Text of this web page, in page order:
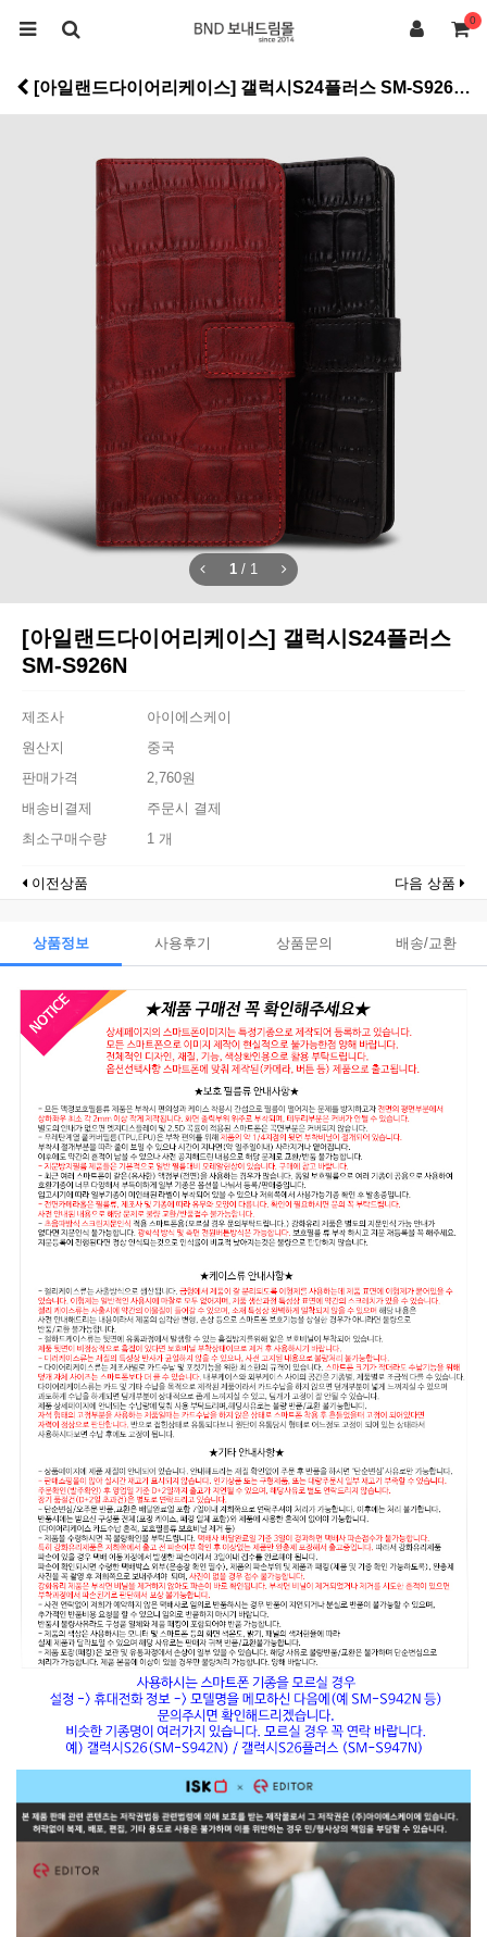
0
[아일랜드다이어리케이스] 갤럭시S24플러스 SM-S926N > 케이스류
1 / 1
[아일랜드다이어리케이스] 갤럭시S24플러스
SM-S926N
제조사
아이에스케이
원산지
중국
판매가격
2,760원
배송비결제
주문시 결제
최소구매수량
1 개
이전상품 다음 상품
상품정보 사용후기 상품문의 배송/교환